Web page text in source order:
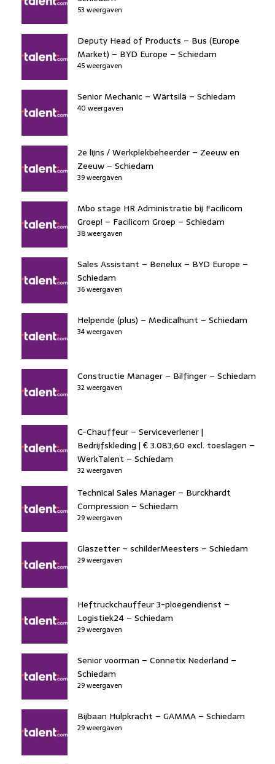
53 weergaven
Deputy Head of Products – Bus (Europe
Market) – BYD Europe – Schiedam
45 weergaven
Senior Mechanic – Wärtsilä – Schiedam
40 weergaven
2e lijns / Werkplekbeheerder – Zeeuw en
Zeeuw – Schiedam
39 weergaven
Mbo stage HR Administratie bij Facilicom
Groep! – Facilicom Groep – Schiedam
38 weergaven
Sales Assistant – Benelux – BYD Europe –
Schiedam
36 weergaven
Helpende (plus) – Medicalhunt – Schiedam
34 weergaven
Constructie Manager – Bilfinger – Schiedam
32 weergaven
C-Chauffeur – Serviceverlener |
Bedrijfskleding | € 3.083,60 excl. toeslagen –
WerkTalent – Schiedam
32 weergaven
Technical Sales Manager – Burckhardt
Compression – Schiedam
29 weergaven
Glaszetter – schilderMeesters – Schiedam
29 weergaven
Heftruckchauffeur 3-ploegendienst –
Logistiek24 – Schiedam
29 weergaven
Senior voorman – Connetix Nederland –
Schiedam
29 weergaven
Bijbaan Hulpkracht – GAMMA – Schiedam
29 weergaven